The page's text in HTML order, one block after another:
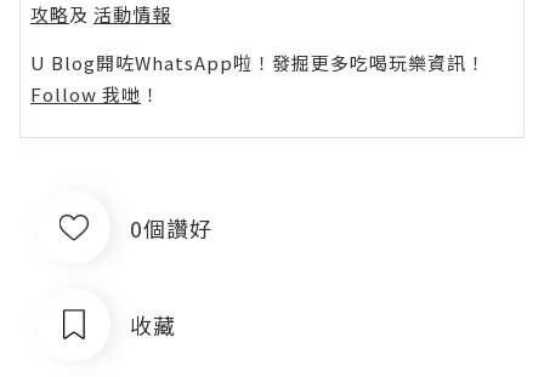
攻略及 活動情報
U Blog開咗WhatsApp啦！發掘更多吃喝玩樂資訊！
Follow 我哋 ！
0個讚好
收藏